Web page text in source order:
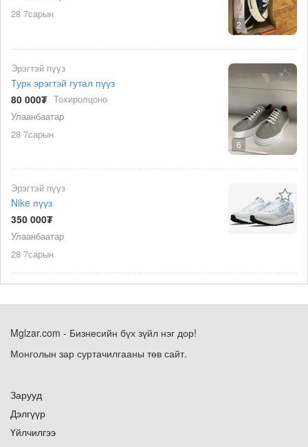
2
28 7сарын
6
Эрэгтэй пүүз
Турк эрэгтэй гутал пүүз
80 000₮ Тохиролцоно
Улаанбаатар
28 7сарын
Эрэгтэй пүүз
Nike пүүз
350 000₮
Улаанбаатар
28 7сарын
Mglzar.com - Бизнесийн бүх зүйл нэг дор!
Монголын зар суртачилгааны төв сайт.
Зарууд
Дэлгүүр
Үйлчилгээ